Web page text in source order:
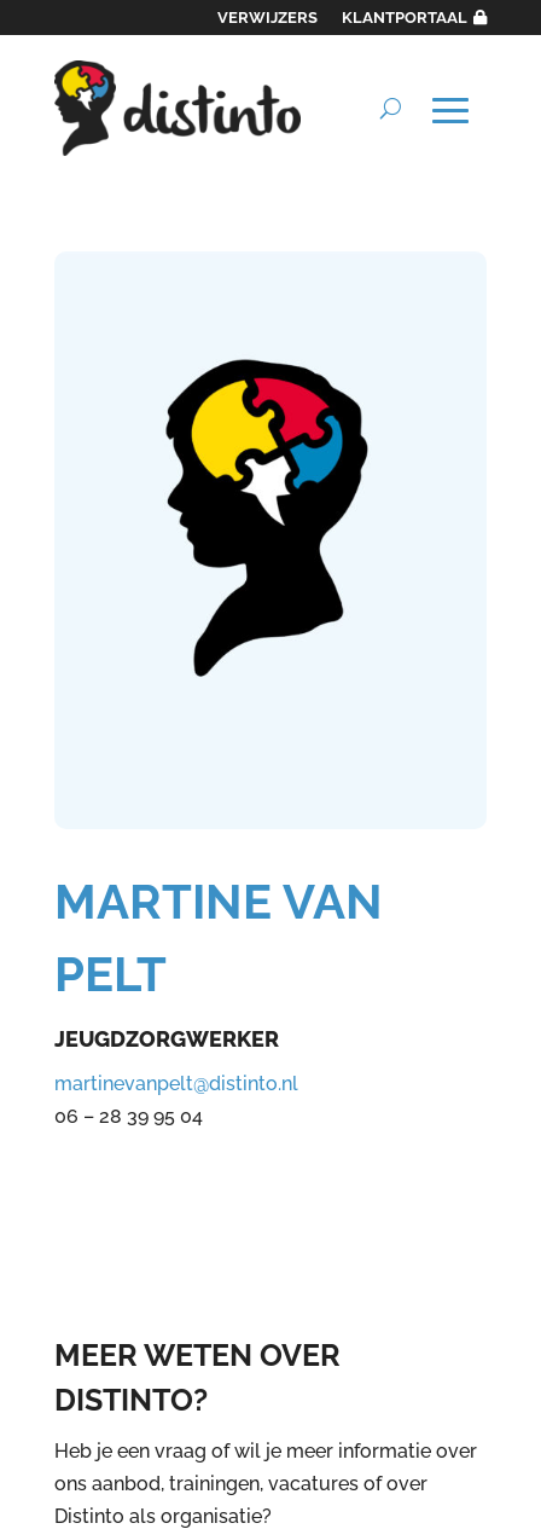
VERWIJZERS KLANTPORTAAL
MARTINE VAN
PELT
JEUGDZORGWERKER
martinevanpelt@distinto.nl
06 – 28 39 95 04
MEER WETEN OVER
DISTINTO?
Heb je een vraag of wil je meer informatie over
ons aanbod, trainingen, vacatures of over
Distinto als organisatie?